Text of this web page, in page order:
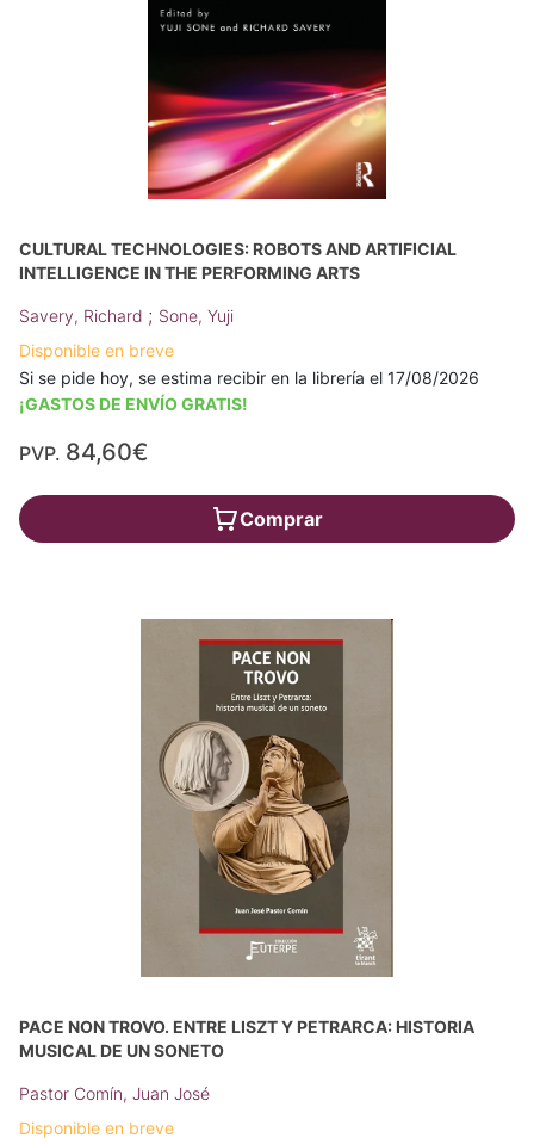
CULTURAL TECHNOLOGIES: ROBOTS AND ARTIFICIAL
INTELLIGENCE IN THE PERFORMING ARTS
Savery, Richard ; Sone, Yuji
Disponible en breve
Si se pide hoy, se estima recibir en la librería el 17/08/2026
¡GASTOS DE ENVÍO GRATIS!
PVP. 84,60€
Comprar
PACE NON TROVO. ENTRE LISZT Y PETRARCA: HISTORIA
MUSICAL DE UN SONETO
Pastor Comín, Juan José
Disponible en breve